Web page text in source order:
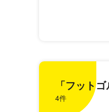
「フット
4件